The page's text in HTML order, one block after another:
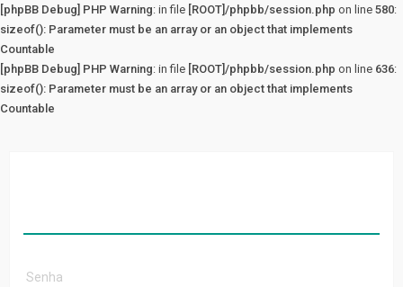
[phpBB Debug] PHP Warning: in file [ROOT]/phpbb/session.php on line 580:
sizeof(): Parameter must be an array or an object that implements
Countable
[phpBB Debug] PHP Warning: in file [ROOT]/phpbb/session.php on line 636:
sizeof(): Parameter must be an array or an object that implements
Countable